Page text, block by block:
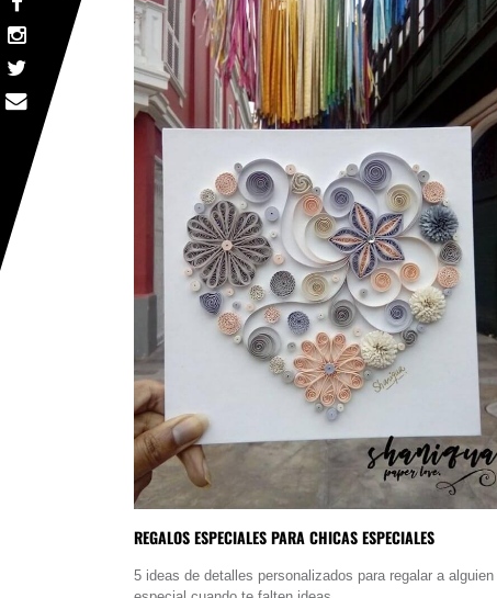
REGALOS ESPECIALES PARA CHICAS ESPECIALES
5 ideas de detalles personalizados para regalar a alguien